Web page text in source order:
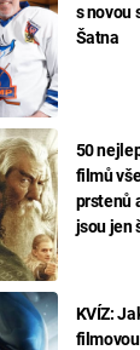
s novou
Šatna
50
filmů
prstenů
jsou jen
KVÍZ: